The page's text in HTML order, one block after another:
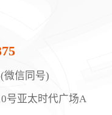
微信同号)